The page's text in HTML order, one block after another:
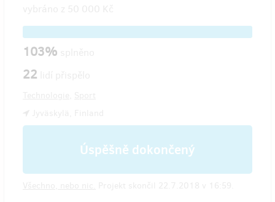
103%
22
Úspěšně dokončený